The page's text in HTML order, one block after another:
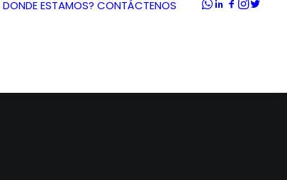
DONDE ESTAMOS? CONTÁCTENOS